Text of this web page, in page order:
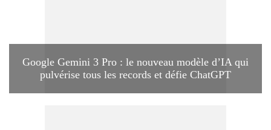
Google Gemini 3 Pro : le nouveau modèle d’IA qui
pulvérise tous les records et défie ChatGPT